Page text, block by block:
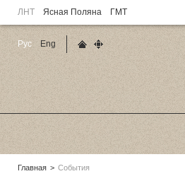
ЛНТ Ясная Поляна ГМТ
Родительские
Главная События
Рус
Eng